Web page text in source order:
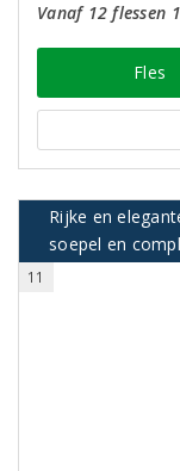
Vanaf 12 flessen
Fles
Rijke en
soepel en
11